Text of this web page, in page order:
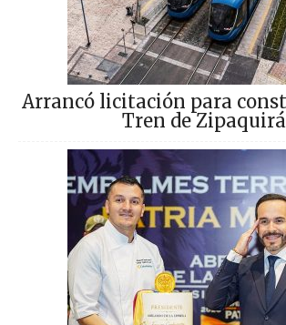
Arrancó licitación para
Tren de Zipaquirá